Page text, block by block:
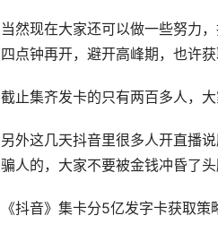
当然现在大家还可以做一些努力
四点钟再开，避开高峰期，也许
截止集齐发卡的只有两百多人，
另外这几天抖音里很多人开直播
骗人的，大家不要被金钱冲昏了
《抖音》集卡分5亿发字卡获取